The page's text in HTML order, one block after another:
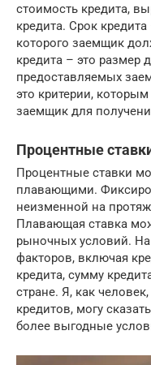
стоимость кредита,
кредита. Срок
которого заемщик
кредита – это размер
предоставляемых
это критерии,
заемщик для
Процентные
Процентные ставки
плавающими.
неизменной на
Плавающая ставка
рыночных условий.
факторов, включая
кредита, сумму
стране. Я, как
кредитов, могу
более выгодные